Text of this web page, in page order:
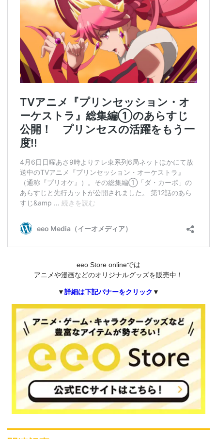
eeo Store onlineでは
アニメや漫画などのオリジナルグッズを販売中！
▼詳細は下記バナーをクリック ▼